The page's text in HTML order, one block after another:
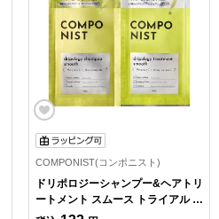
COMPONIST(コンポニスト)
ドリポロジーシャンプー&ヘアトリ
ートメント スムース トライアル 1
回分